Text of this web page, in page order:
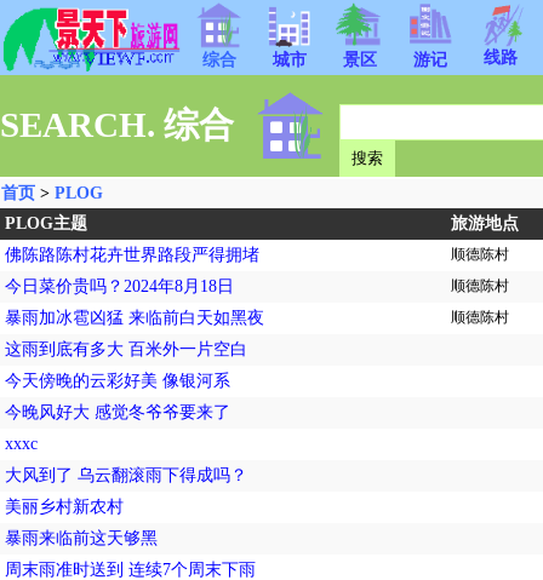
综合 城市 景区 游记 线路
SEARCH. 综合
首页 > PLOG
PLOG主题
旅游地点
佛陈路陈村花卉世界路段严得拥堵
顺德陈村
今日菜价贵吗？2024年8月18日 顺德陈村
暴雨加冰雹凶猛 来临前白天如黑夜 顺德陈村
这雨到底有多大 百米外一片空白
今天傍晚的云彩好美 像银河系
今晚风好大 感觉冬爷爷要来了
xxxc
大风到了 乌云翻滚雨下得成吗？
美丽乡村新农村
暴雨来临前这天够黑
周末雨准时送到 连续7个周末下雨